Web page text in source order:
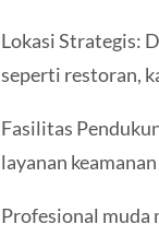
Lokasi Strategis:
seperti restoran,
Fasilitas
layanan
Profesional muda